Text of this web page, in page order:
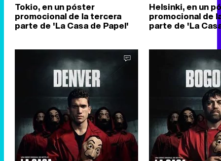
Tokio, en un póster
promocional de la tercera
parte de 'La Casa de Papel'
Helsinki, en un
promocional de
parte de 'La